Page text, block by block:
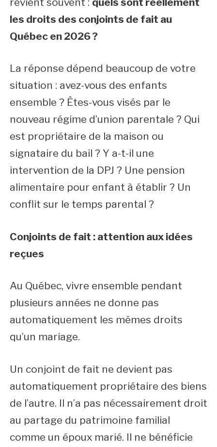
les droits des conjoints de fait au
Québec en 2026 ?
La réponse dépend beaucoup de votre
situation : avez-vous des enfants
ensemble ? Êtes-vous visés par le
nouveau régime d’union parentale ? Qui
est propriétaire de la maison ou
signataire du bail ? Y a-t-il une
intervention de la DPJ ? Une pension
alimentaire pour enfant à établir ? Un
conflit sur le temps parental ?
Conjoints de fait : attention aux idées
reçues
Au Québec, vivre ensemble pendant
plusieurs années ne donne pas
automatiquement les mêmes droits
qu’un mariage.
Un conjoint de fait ne devient pas
automatiquement propriétaire des biens
de l’autre. Il n’a pas nécessairement droit
au partage du patrimoine familial
comme un époux marié. Il ne bénéficie